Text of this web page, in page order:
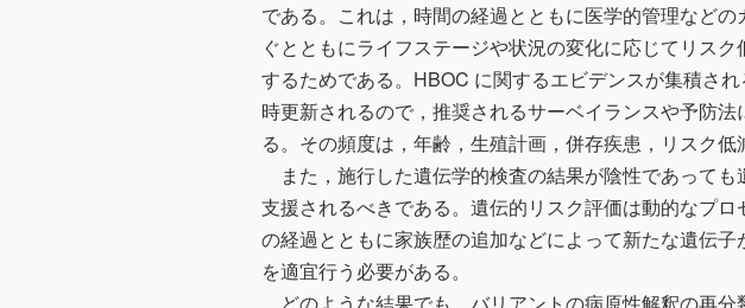
である。これは，時間の経過とともに医学的管理など
ぐとともにライフステージや状況の変化に応じてリス
するためである。HBOC に関するエビデンスが集積さ
時更新されるので，推奨されるサーベイランスや予防
る。その頻度は，年齢，生殖計画，併存疾患，リスク低
また，施行した遺伝学的検査の結果が陰性であって
支援されるべきである。遺伝的リスク評価は動的なプ
の経過とともに家族歴の追加などによって新たな遺伝
を適宜行う必要がある。